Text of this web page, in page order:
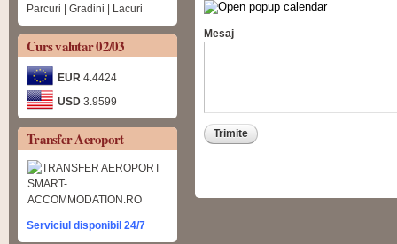
Parcuri | Gradini | Lacuri
Curs valutar 02/03
EUR 4.4424
USD 3.9599
Transfer Aeroport
Serviciul disponibil 24/7
Mesaj